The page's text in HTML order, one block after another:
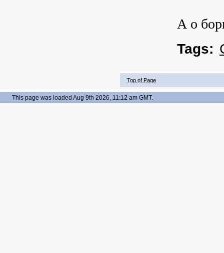
А о
Tags:
Top of Page
This page was loaded Aug 9th 2026, 11:12 am GMT.